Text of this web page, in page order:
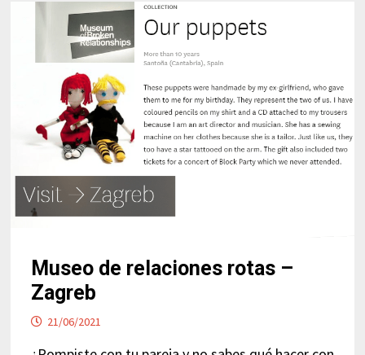
Museo de relaciones rotas –
Zagreb
21/06/2021